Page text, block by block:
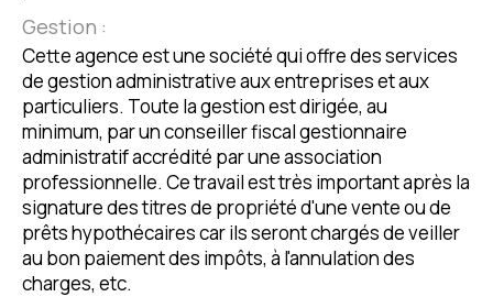
Gestion :
Cette agence est une société qui offre des services
de gestion administrative aux entreprises et aux
particuliers. Toute la gestion est dirigée, au
minimum, par un conseiller fiscal gestionnaire
administratif accrédité par une association
professionnelle. Ce travail est très important après la
signature des titres de propriété d'une vente ou de
prêts hypothécaires car ils seront chargés de veiller
au bon paiement des impôts, à l'annulation des
charges, etc.